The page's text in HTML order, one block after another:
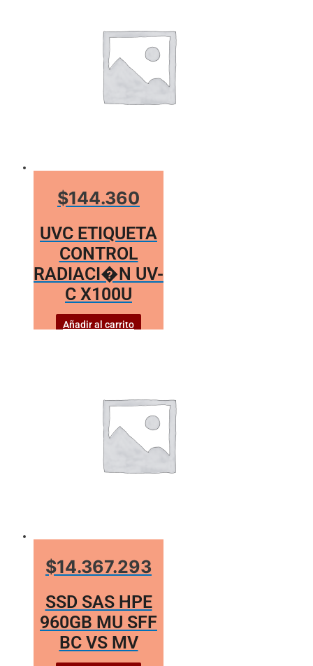
$144.360
UVC ETIQUETA
CONTROL
RADIACI�N UV-
C X100U
Añadir al carrito
$14.367.293
SSD SAS HPE
960GB MU SFF
BC VS MV